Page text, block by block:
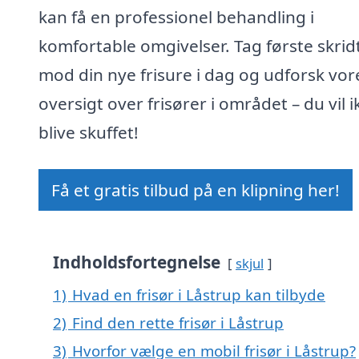
kan få en professionel behandling i
komfortable omgivelser. Tag første
mod din nye frisure i dag og udforsk
oversigt over frisører i området – du vil
blive skuffet!
Få et gratis tilbud på en klipning her!
Indholdsfortegnelse skjul
1) Hvad en frisør i Låstrup kan tilbyde
2) Find den rette frisør i Låstrup
3) Hvorfor vælge en mobil frisør i Låstrup?